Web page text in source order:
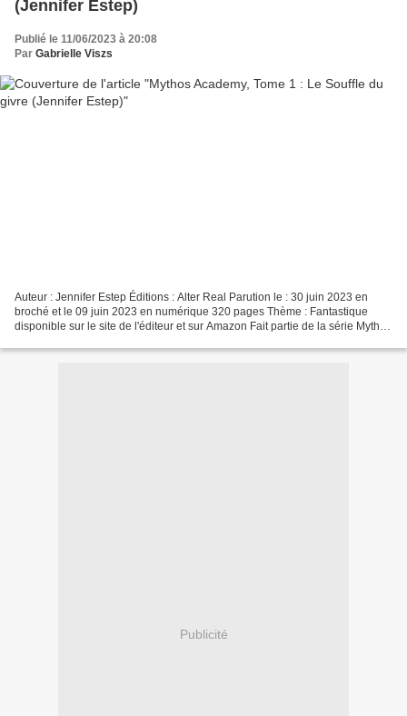
(Jennifer Estep)
Publié le 11/06/2023 à 20:08
Par Gabrielle Viszs
Auteur : Jennifer Estep Éditions : Alter Real Parution le : 30 juin 2023 en
broché et le 09 juin 2023 en numérique 320 pages Thème : Fantastique
disponible sur le site de l'éditeur et sur Amazon Fait partie de la série Mythos
Publicité